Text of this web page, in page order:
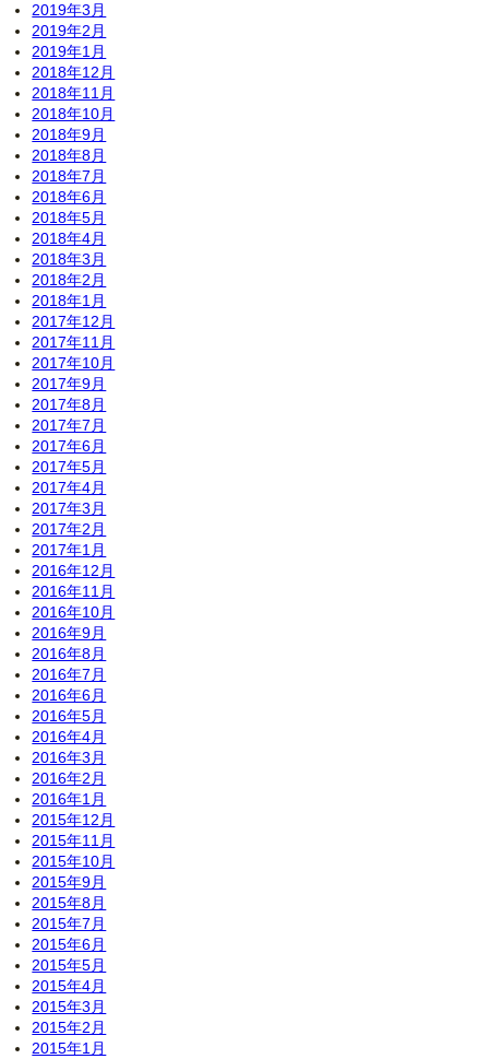
2019年3月
2019年2月
2019年1月
2018年12月
2018年11月
2018年10月
2018年9月
2018年8月
2018年7月
2018年6月
2018年5月
2018年4月
2018年3月
2018年2月
2018年1月
2017年12月
2017年11月
2017年10月
2017年9月
2017年8月
2017年7月
2017年6月
2017年5月
2017年4月
2017年3月
2017年2月
2017年1月
2016年12月
2016年11月
2016年10月
2016年9月
2016年8月
2016年7月
2016年6月
2016年5月
2016年4月
2016年3月
2016年2月
2016年1月
2015年12月
2015年11月
2015年10月
2015年9月
2015年8月
2015年7月
2015年6月
2015年5月
2015年4月
2015年3月
2015年2月
2015年1月